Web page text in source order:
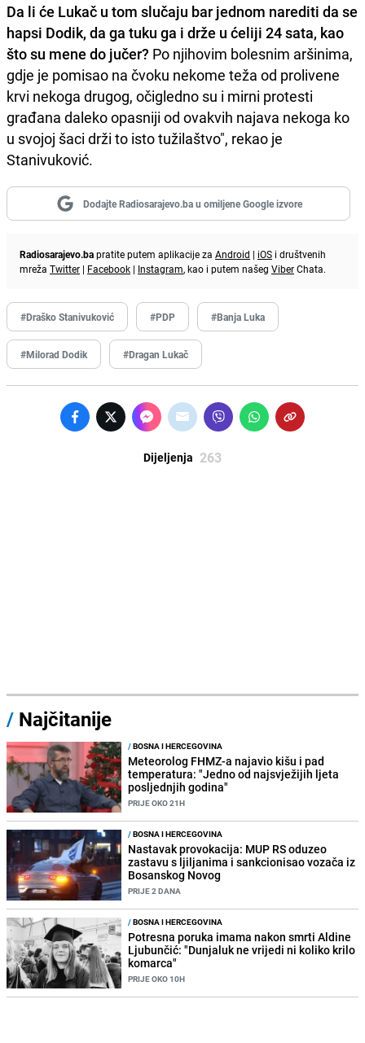
Da li će Lukač u tom slučaju bar jednom narediti da se
hapsi Dodik, da ga tuku ga i drže u ćeliji 24 sata, kao
što su mene do jučer? Po njihovim bolesnim aršinima,
gdje je pomisao na čvoku nekome teža od prolivene
krvi nekoga drugog, očigledno su i mirni protesti
građana daleko opasniji od ovakvih najava nekoga ko
u svojoj šaci drži to isto tužilaštvo", rekao je
Stanivuković.
Dodajte Radiosarajevo.ba u omiljene Google izvore
Radiosarajevo.bapratite putem aplikacije za Android | iOS i društvenih
mreža Twitter | Facebook | Instagram, kao i putem našeg ViberChata.
#Draško Stanivuković #PDP #Banja Luka
#Milorad Dodik #Dragan Lukač
Dijeljenja 263
/ Najčitanije
/BOSNA I HERCEGOVINA
Meteorolog FHMZ-a najavio kišu i pad
temperatura: "Jedno od najsvježijih ljeta
posljednjih godina"
PRIJE OKO 21H
/BOSNA I HERCEGOVINA
Nastavak provokacija: MUP RS oduzeo
zastavu s ljiljanima i sankcionisao vozača iz
Bosanskog Novog
PRIJE 2 DANA
/BOSNA I HERCEGOVINA
Potresna poruka imama nakon smrti Aldine
Ljubunčić: "Dunjaluk ne vrijedi ni koliko krilo
komarca"
PRIJE OKO 10H